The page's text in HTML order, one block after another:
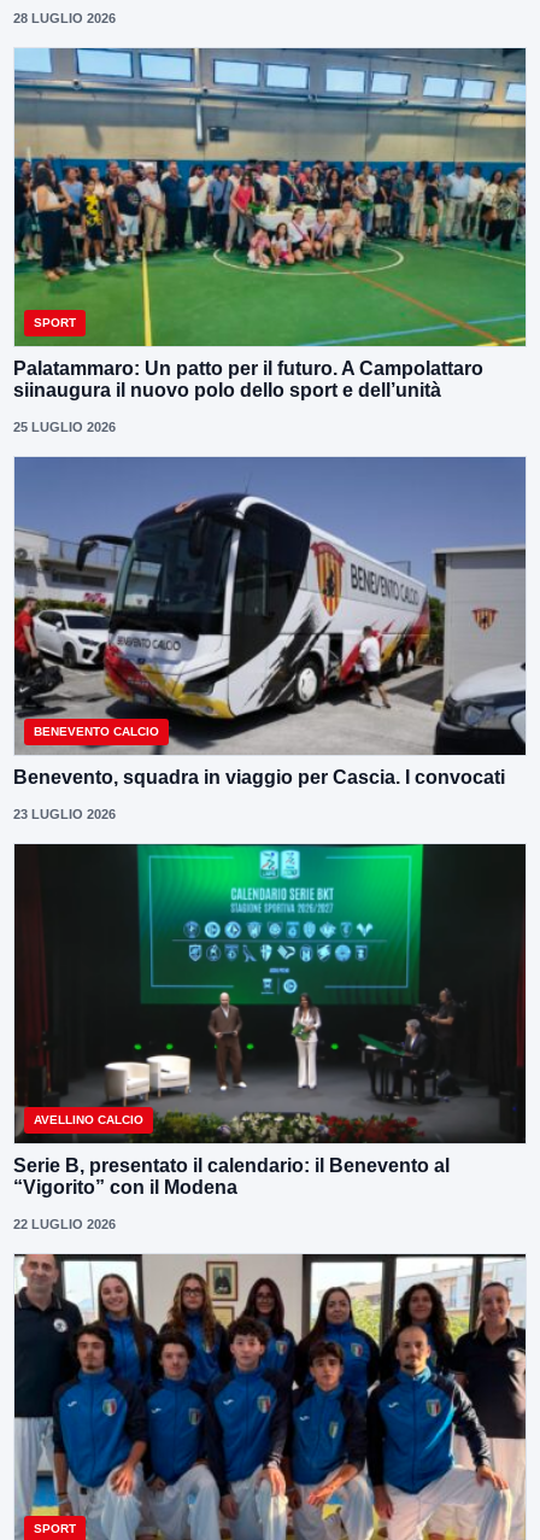
28 LUGLIO 2026
SPORT
Palatammaro: Un patto per il futuro. A Campolattaro
siinaugura il nuovo polo dello sport e dell’unità
25 LUGLIO 2026
BENEVENTO CALCIO
Benevento, squadra in viaggio per Cascia. I convocati
23 LUGLIO 2026
AVELLINO CALCIO
Serie B, presentato il calendario: il Benevento al
“Vigorito” con il Modena
22 LUGLIO 2026
SPORT